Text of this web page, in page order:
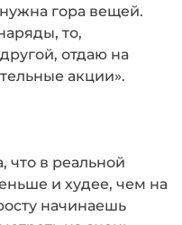
гора вещей.
то,
отдаю на
акции».
что в реальной
и худее, чем на
начинаешь